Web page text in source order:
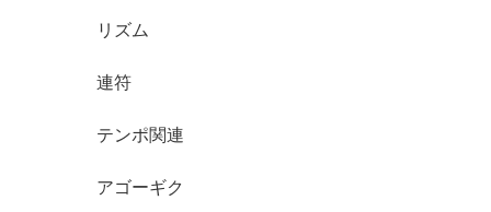
リズム
連符
テンポ関連
アゴーギク